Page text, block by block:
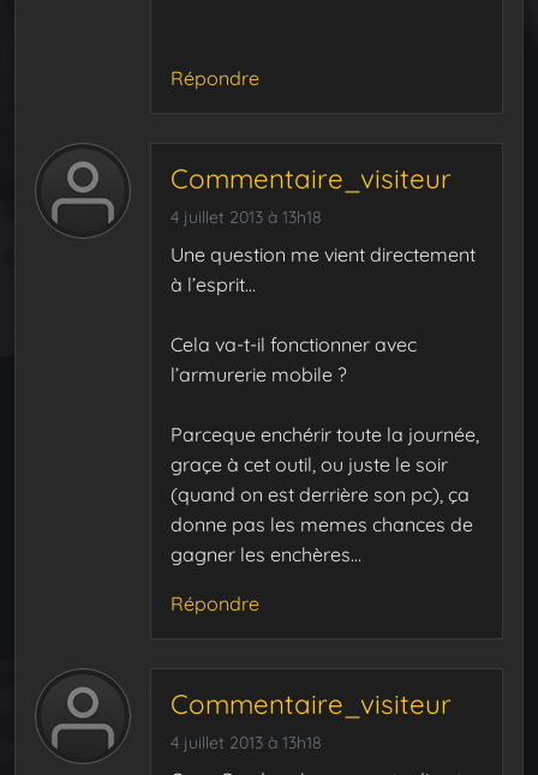
Répondre
Commentaire_visiteur
4 juillet 2013 à 13h18
Une question me vient directement
à l’esprit…
Cela va-t-il fonctionner avec
l’armurerie mobile ?
Parceque enchérir toute la journée,
graçe à cet outil, ou juste le soir
(quand on est derrière son pc), ça
donne pas les memes chances de
gagner les enchères…
Répondre
Commentaire_visiteur
4 juillet 2013 à 13h18